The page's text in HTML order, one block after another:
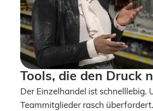
Tools, die den Druck
Der Einzelhandel ist
Teammitglieder rasch